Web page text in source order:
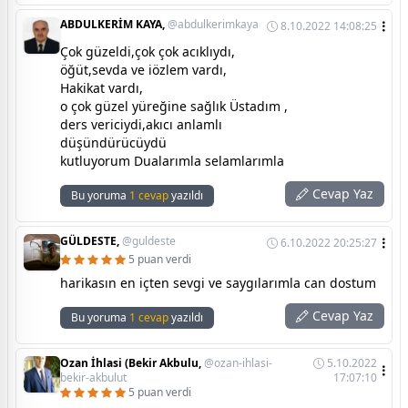
ABDULKERİM KAYA,@abdulkerimkaya 8.10.2022 14:08:25
Çok güzeldi,çok çok acıklıydı,
öğüt,sevda ve iözlem vardı,
Hakikat vardı,
o çok güzel yüreğine sağlık Üstadım ,
ders vericiydi,akıcı anlamlı
düşündürücüydü
kutluyorum Dualarımla selamlarımla
Bu yoruma 1 cevapyazıldı Cevap Yaz
GÜLDESTE,@guldeste
6.10.2022 20:25:27
5 puan verdi
harikasın en içten sevgi ve saygılarımla can dostum
Bu yoruma 1 cevapyazıldı Cevap Yaz
Ozan İhlasi (Bekir Akbulu,@ozan-ihlasi-
bekir-akbulut
5.10.2022
17:07:10
5 puan verdi